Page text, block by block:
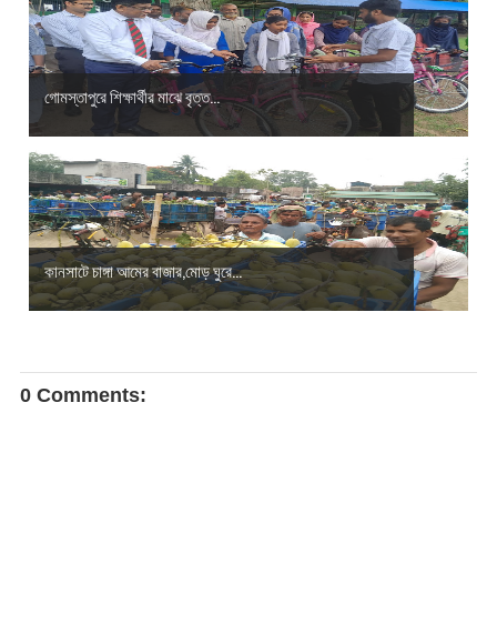
গোমস্তাপুরে শিক্ষার্থীর মাঝে বৃত্ত...
কানসাটে চাঙ্গা আমের বাজার,মোড় ঘুরে...
0 Comments: